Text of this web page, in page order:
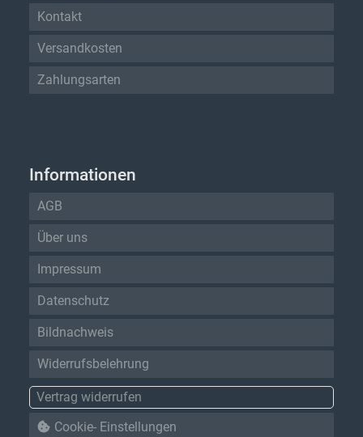
Kontakt
Versandkosten
Zahlungsarten
Informationen
AGB
Über uns
Impressum
Datenschutz
Bildnachweis
Widerrufsbelehrung
Vertrag widerrufen
Cookie- Einstellungen